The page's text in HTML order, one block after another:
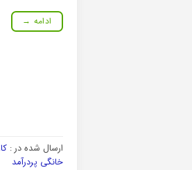
ادامه →
ارسال شده در :
خانگی پردرآمد